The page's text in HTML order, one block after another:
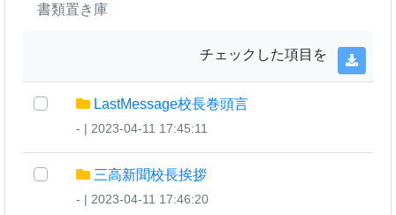
書類置き庫
チェックした項目を
LastMessage校長巻頭言
- | 2023-04-11 17:45:11
三高新聞校長挨拶
- | 2023-04-11 17:46:20